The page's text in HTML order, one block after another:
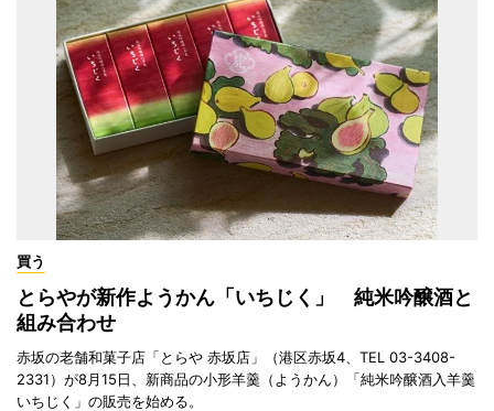
買う
とらやが新作ようかん「いちじく」 純米吟醸酒と
組み合わせ
赤坂の老舗和菓子店「とらや 赤坂店」（港区赤坂4、TEL 03-3408-
2331）が8月15日、新商品の小形羊羹（ようかん）「純米吟醸酒入羊羹
いちじく」の販売を始める。